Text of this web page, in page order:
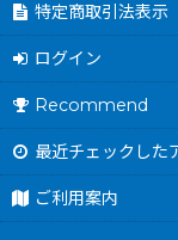
特定商取引法表示
ログイン
Recommend
最近チェックした
ご利用案内